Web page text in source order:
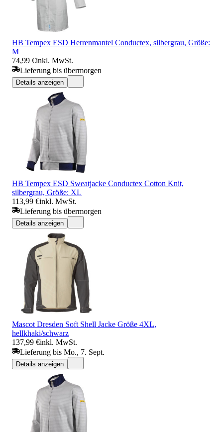
HB Tempex ESD Herrenmantel Conductex, silbergrau, Größe:
M
74,99 €inkl. MwSt.
Lieferung bis übermorgen
Details anzeigen
HB Tempex ESD Sweatjacke Conductex Cotton Knit,
silbergrau, Größe: XL
113,99 €inkl. MwSt.
Lieferung bis übermorgen
Details anzeigen
Mascot Dresden Soft Shell Jacke Größe 4XL,
hellkhaki/schwarz
137,99 €inkl. MwSt.
Lieferung bis Mo., 7. Sept.
Details anzeigen